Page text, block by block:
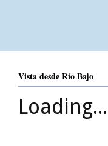
Vista desde Río Bajo
Loading...